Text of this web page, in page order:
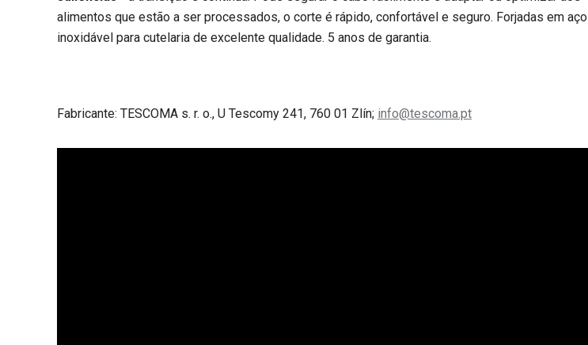
alimentos que estão a ser processados, o corte é rápido, confortável e seguro. Forjadas em aço
inoxidável para cutelaria de excelente qualidade. 5 anos de garantia.
Fabricante: TESCOMA s. r. o., U Tescomy 241, 760 01 Zlín; info@tescoma.pt